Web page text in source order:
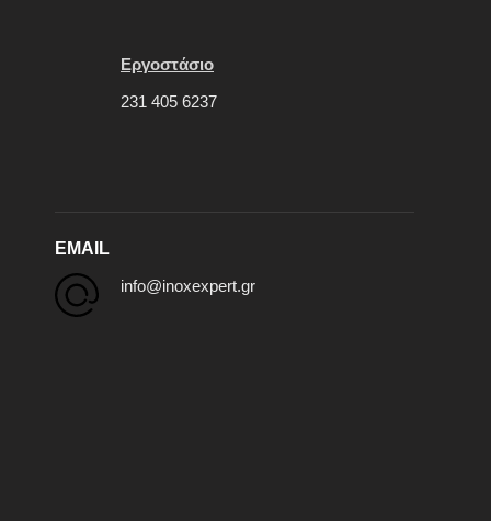
Εργοστάσιο
231 405 6237
EMAIL
info@inoxexpert.gr